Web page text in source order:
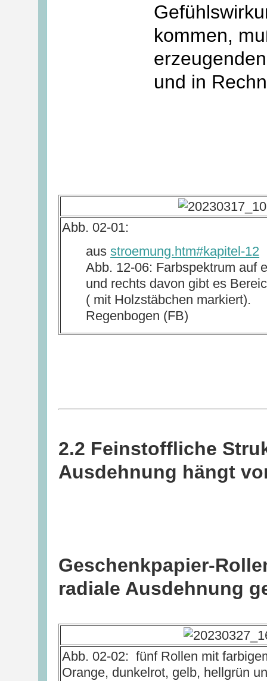
kommen,
und in
Abb. 02-01:
ausstroemung.htm#kapitel-12
Abb. 12-06: Farbspektrum auf
und rechts davon gibt es
( mit Holzstäbchen markiert).
Regenbogen (FB)
2.2 Feinstoffliche
Ausdehnung hängt
Geschenkpapier-
radiale Ausdehnung
Abb. 02-02: fünf Rollen mit
Orange, dunkelrot, gelb, hellgrün